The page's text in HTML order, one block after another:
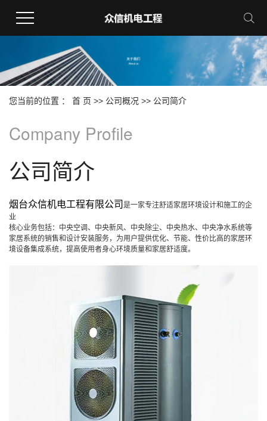
您当前的位置 ： 首 页 >> 公司概况 >> 公司简介
Company Profile
公司简介
烟台众信机电工程有限公司 是一家专注舒适家居环境设计和施工的企
业
核心业务包括：中央空调、中央新风、中央除尘、中央热水、中央净水系统等
家居系统的销售和设计安装服务，为用户提供优化、节能、性价比高的家居环
境设备集成系统，提高使用者身心环境质量和家居舒适度。